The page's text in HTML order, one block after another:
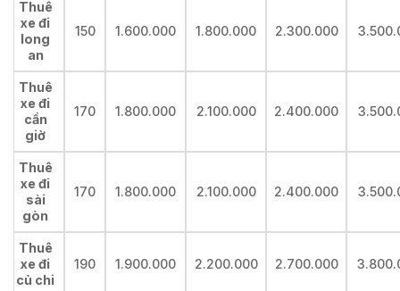
Thuê
xe đi
long
an
150 1.600.000 1.800.000 2.300.000
Thuê
xe đi
cần
giờ
170 1.800.000 2.100.000 2.400.000
Thuê
xe đi
sài
gòn
170 1.800.000 2.100.000 2.400.000
Thuê
xe đi
củ chi
190 1.900.000 2.200.000 2.700.000